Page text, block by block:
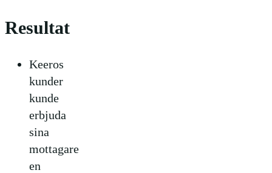
Resultat
Keeros
kunder
kunde
erbjuda
sina
mottagare
en